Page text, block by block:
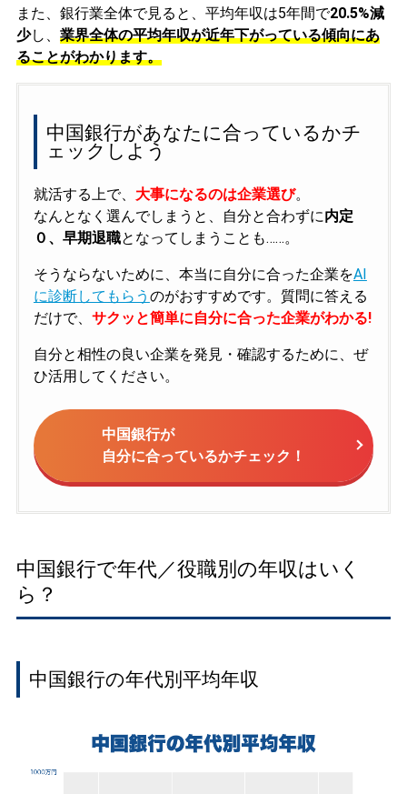
また、銀行業全体で見ると、平均年収は5年間で20.5%減
少し、 業界全体の平均年収が近年下がっている傾向にあ
ることがわかります。
中国銀行があなたに合っているかチ
ェックしよう
就活する上で、 大事になるのは企業選び。
なんとなく選んでしまうと、自分と合わずに内定
０、早期退職となってしまうことも……。
そうならないために、本当に自分に合った企業をAI
に診断してもらう のがおすすめです。質問に答える
だけで、 サクッと簡単に自分に合った企業がわかる!
自分と相性の良い企業を発見・確認するために、ぜ
ひ活用してください。
中国銀行が
自分に合っているかチェック！
中国銀行で年代／役職別の年収はいく
ら？
中国銀行の年代別平均年収